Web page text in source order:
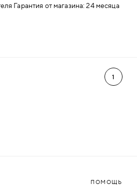
Гарантия от магазина: 24 месяца
1
ПОМОЩЬ